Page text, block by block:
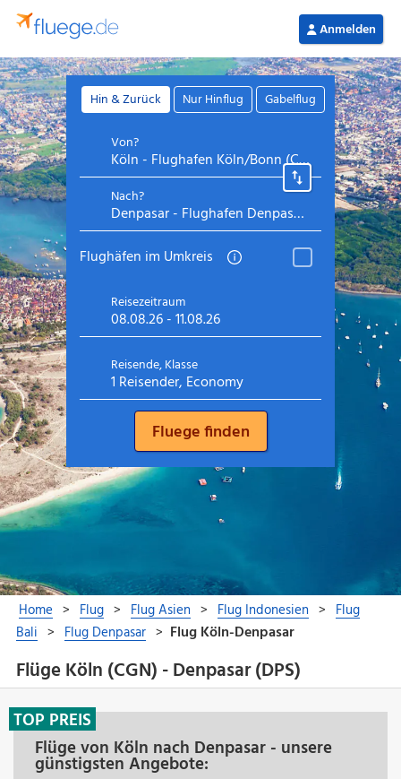
Flüge Köln (CGN) - Denpasar (DPS)
Flüge von Köln nach Denpasar - unsere
günstigsten Angebote:
TOP PREIS